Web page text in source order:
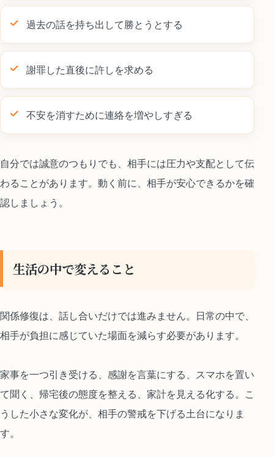
過去の話を持ち出して勝とうとする
謝罪した直後に許しを求める
不安を消すために連絡を増やしすぎる
自分では誠意のつもりでも、相手には圧力や支配として伝
わることがあります。動く前に、相手が安心できるかを確
認しましょう。
生活の中で変えること
関係修復は、話し合いだけでは進みません。日常の中で、
相手が負担に感じていた場面を減らす必要があります。
家事を一つ引き受ける、感謝を言葉にする、スマホを置い
て聞く、帰宅後の態度を整える、家計を見える化する。こ
うした小さな変化が、相手の警戒を下げる土台になりま
す。